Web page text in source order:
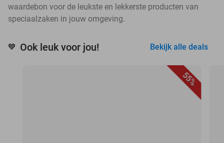
waardebon voor de leukste en lekkerste producten van
speciaalzaken in jouw omgeving.
💙 Ook leuk voor jou! Bekijk alle deals
55%